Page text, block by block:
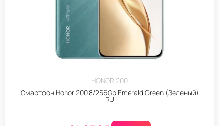
HONOR 200
Смартфон Honor 200 8/256Gb Emerald Green (Зеленый)
RU